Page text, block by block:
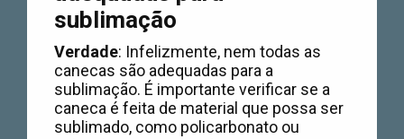
sublimação
Verdade: Infelizmente, nem todas as
canecas são adequadas para a
sublimação. É importante verificar se a
caneca é feita de material que possa ser
sublimado, como policarbonato ou